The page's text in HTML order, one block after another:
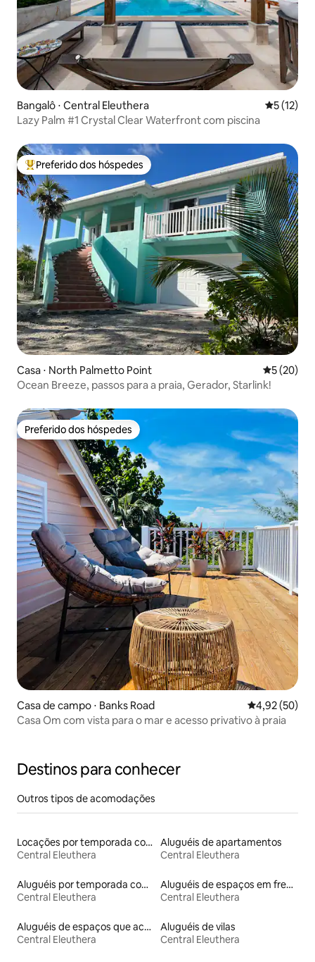
Bangalô ⋅ Central Eleuthera 5 de uma
5 (12)
Lazy Palm #1 Crystal Clear Waterfront com piscina
Entre os melhores preferidos dos hóspedes
Preferido dos hóspedes
Casa ⋅ North Palmetto Point 5 de uma
5 (20)
Ocean Breeze, passos para a praia, Gerador, Starlink!
Preferido dos hóspedes
Preferido dos hóspedes
Casa de campo ⋅ Banks Road 4,92 de uma
4,92 (50)
Casa Om com vista para o mar e acesso privativo à praia
Destinos para conhecer
Outros tipos de acomodações
Locações por temporada com piscina
Central Eleuthera
Aluguéis de apartamentos
Central Eleuthera
Aluguéis por temporada com acesso à praia
Central Eleuthera
Aluguéis de espaços em frente à praia
Central Eleuthera
Aluguéis de espaços que aceitam animais de estimação
Central Eleuthera
Aluguéis de vilas
Central Eleuthera